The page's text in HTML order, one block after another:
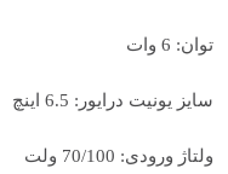
توان: 6 وات
سایز یونیت درایور: 6.5 اینچ
ولتاژ ورودی: 70/100 ولت